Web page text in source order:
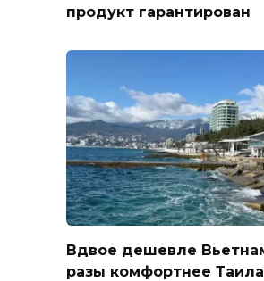
продукт гарантирован
Вдвое дешевле
разы комфортнее